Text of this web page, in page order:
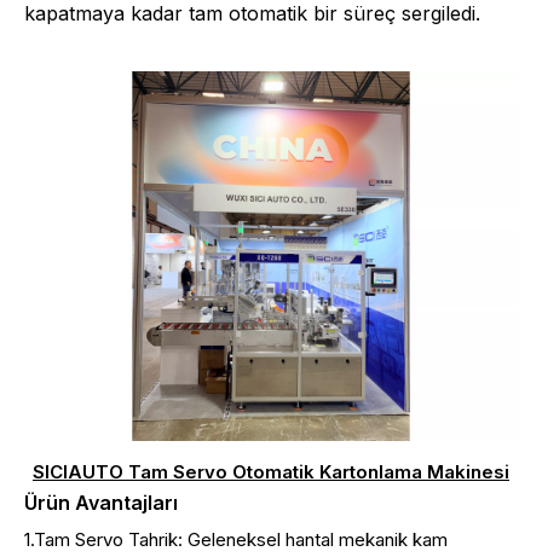
kapatmaya kadar tam otomatik bir süreç sergiledi.
SICIAUTO Tam Servo Otomatik Kartonlama Makinesi
Ürün Avantajları
1.Tam Servo Tahrik: Geleneksel hantal mekanik kam